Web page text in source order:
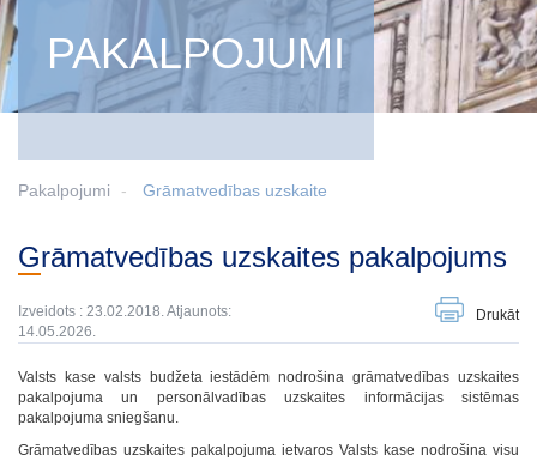
PAKALPOJUMI
Pakalpojumi Grāmatvedības uzskaite
Grāmatvedības uzskaites pakalpojums
Izveidots : 23.02.2018. Atjaunots:
14.05.2026.
Drukāt
Valsts kase valsts budžeta iestādēm nodrošina grāmatvedības uzskaites
pakalpojuma un personālvadības uzskaites informācijas sistēmas
pakalpojuma sniegšanu.
Grāmatvedības uzskaites pakalpojuma ietvaros Valsts kase nodrošina visu